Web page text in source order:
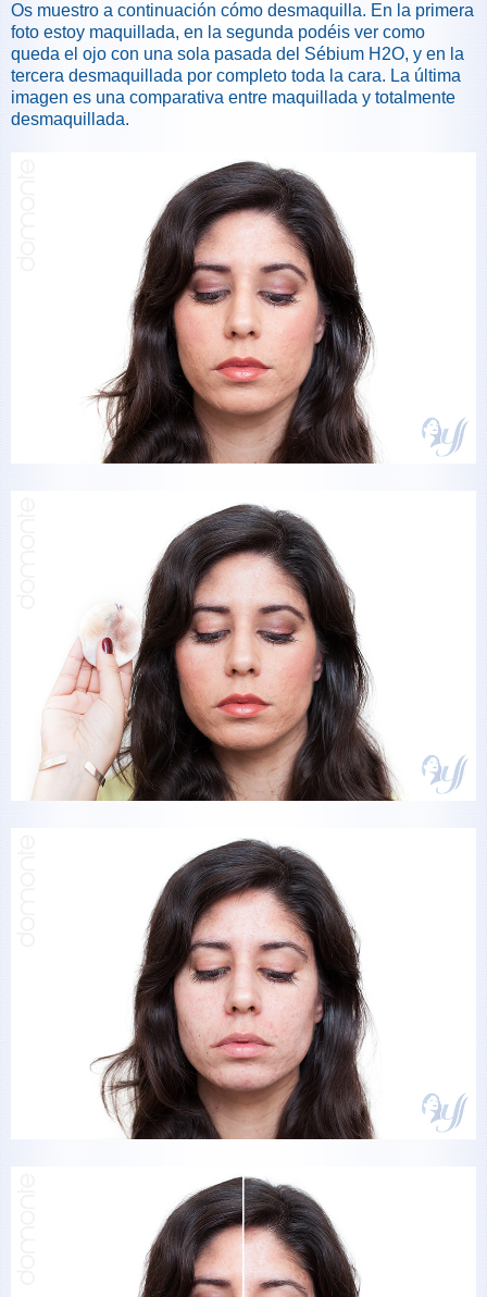
Os muestro a continuación cómo desmaquilla. En la primera
foto estoy maquillada, en la segunda podéis ver como
queda el ojo con una sola pasada del Sébium H2O, y en la
tercera desmaquillada por completo toda la cara. La última
imagen es una comparativa entre maquillada y totalmente
desmaquillada.